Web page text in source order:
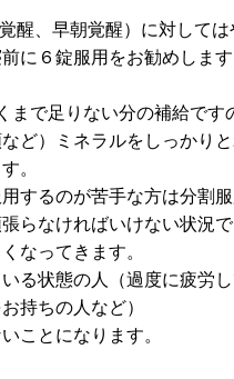
醒、早朝覚醒）に対して
に６錠服用をお勧めしま
まで足りない分の補給で
ど）ミネラルをしっかり
。
するのが苦手な方は分割
らなければいけない状況
なってきます。
る状態の人（過度に疲労
持ちの人など）
ことになります。